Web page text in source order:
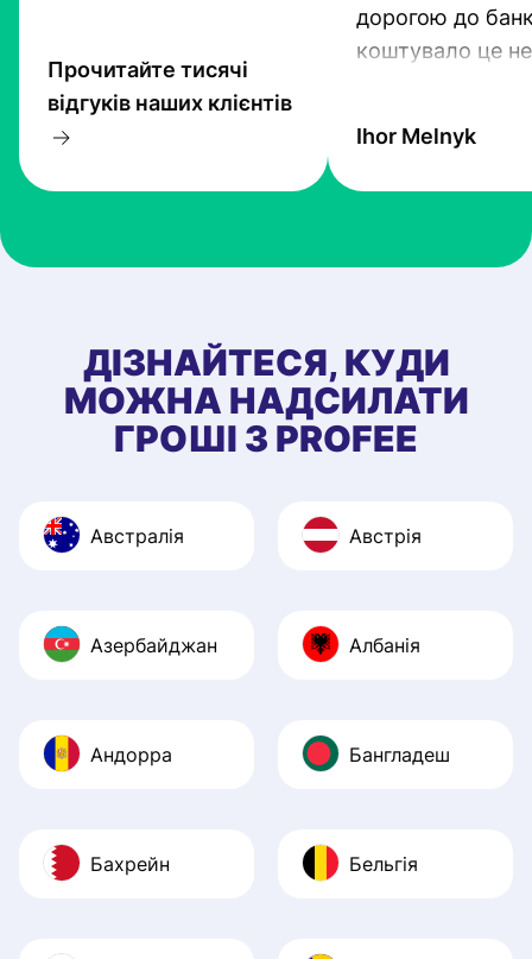
Прочитайте тисячі
відгуків наших клієнтів
дорогою до
коштувало це
один з кращих.
Ihor Melnyk
ДІЗНАЙТЕСЯ, КУДИ
МОЖНА НАДСИЛАТИ
ГРОШІ З PROFEE
Австралія Австрія
Азербайджан Албанія
Андорра Бангладеш
Бахрейн Бельгія